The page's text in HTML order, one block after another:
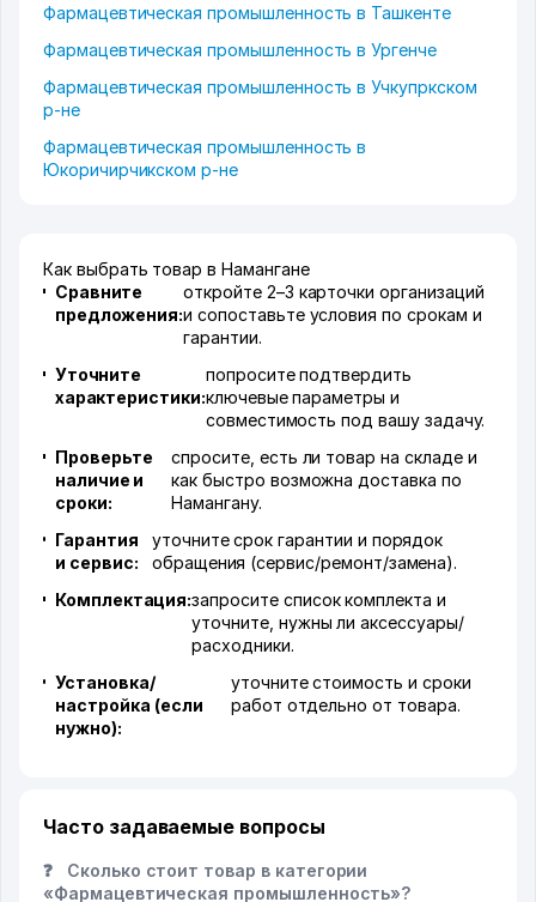
Фармацевтическая промышленность в Ташкенте
Фармацевтическая промышленность в Ургенче
Фармацевтическая промышленность в Учкупркском
р-не
Фармацевтическая промышленность в
Юкоричирчикском р-не
Как выбрать товар в Намангане
Сравните
предложения:
откройте 2–3 карточки организаций
и сопоставьте условия по срокам и
гарантии.
Уточните
характеристики:
попросите подтвердить
ключевые параметры и
совместимость под вашу задачу.
Проверьте
наличие и
сроки:
спросите, есть ли товар на складе и
как быстро возможна доставка по
Намангану.
Гарантия
и сервис:
уточните срок гарантии и порядок
обращения (сервис/ремонт/замена).
Комплектация:запросите список комплекта и
уточните, нужны ли аксессуары/
расходники.
Установка/
настройка (если
нужно):
уточните стоимость и сроки
работ отдельно от товара.
Часто задаваемые вопросы
❓
Сколько стоит товар в категории
«Фармацевтическая промышленность»?